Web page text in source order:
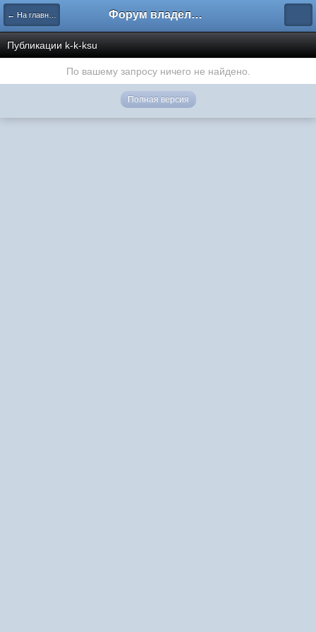
← На главную Форум владельцев интернет-магазинов
Публикации k-k-ksu
По вашему запросу ничего не найдено.
Полная версия